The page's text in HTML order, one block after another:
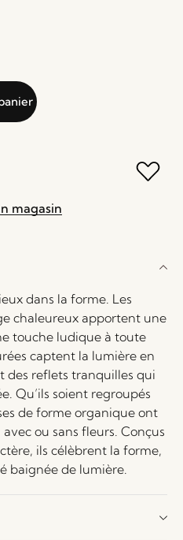
magasin
dans la forme. Les
chaleureux apportent une
touche ludique à toute
captent la lumière en
des reflets tranquilles qui
Qu’ils soient regroupés
de forme organique ont
ou sans fleurs. Conçus
ils célèbrent la forme,
baignée de lumière.